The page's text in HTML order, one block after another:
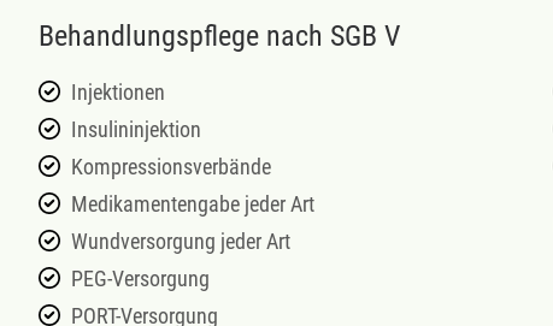
Behandlungspflege nach SGB V
Injektionen
Insulininjektion
Kompressionsverbände
Medikamentengabe jeder Art
Wundversorgung jeder Art
PEG-Versorgung
PORT-Versorgung